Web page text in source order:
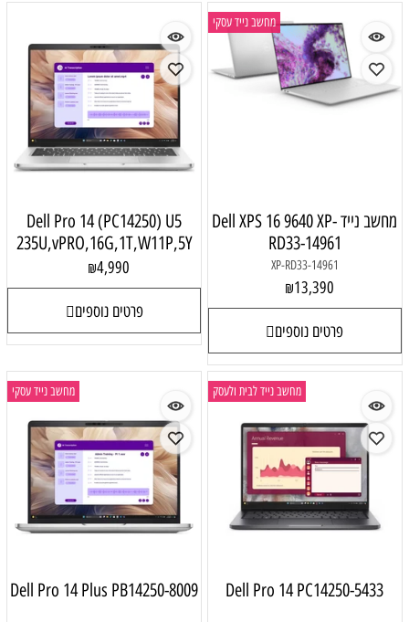
מחשב נייד עסקי
מחשב נייד Dell XPS 16 9640 XP-
RD33-14961
XP-RD33-14961
₪13,390
פרטים נוספים
Dell Pro 14 (PC14250) U5
235U,vPRO,16G,1T,W11P,5Y
₪4,990
פרטים נוספים
מחשב נייד לבית ולעסק
Dell Pro 14 PC14250-5433
מחשב נייד עסקי
Dell Pro 14 Plus PB14250-8009